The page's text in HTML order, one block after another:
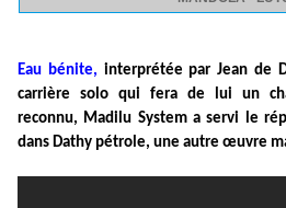
Eau bénite, interprétée par Jean de
carrière solo qui fera de lui un
reconnu, Madilu System a servi le
dans Dathy pétrole, une autre œuvre